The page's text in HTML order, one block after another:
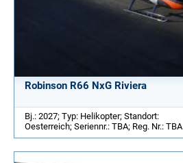
Robinson R66 NxG Riviera
Bj.: 2027; Typ: Helikopter; Standort:
Oesterreich; Seriennr.: TBA; Reg. Nr.: TBA